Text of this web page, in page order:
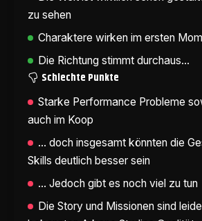
zu sehen
Charaktere wirken im ersten
Die Richtung stimmt durchaus...
Schlechte Punkte
Starke Performance Probleme
auch im Koop
... doch insgesamt könnten die
Skills deutlich besser sein
... Jedoch gibt es noch viel zu tun
Die Story und Missionen sind